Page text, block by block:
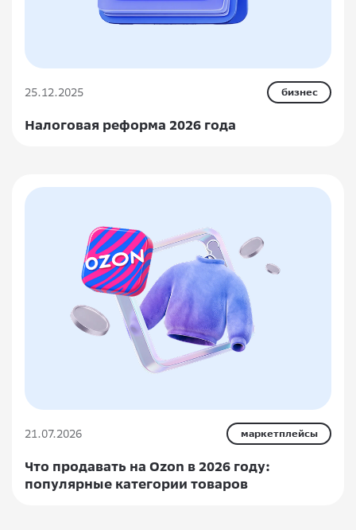
25.12.2025 бизнес
Налоговая реформа 2026 года
21.07.2026 маркетплейсы
Что продавать на Ozon в 2026 году:
популярные категории товаров